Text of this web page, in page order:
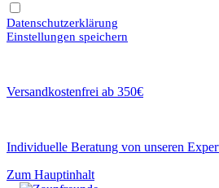
Datenschutzerklärung
Einstellungen speichern
Versandkostenfrei ab 350€
Individuelle Beratung von unseren
Zum Hauptinhalt